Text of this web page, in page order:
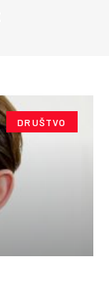
DRUŠTVO